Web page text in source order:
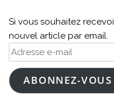
Si vous souhaitez
nouvel article par email.
Adresse
e-
mailABONNEZ-VOUS